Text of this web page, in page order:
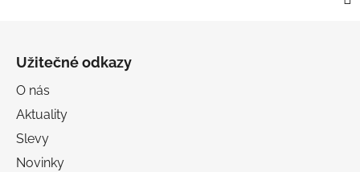
Užitečné odkazy
O nás
Aktuality
Slevy
Novinky